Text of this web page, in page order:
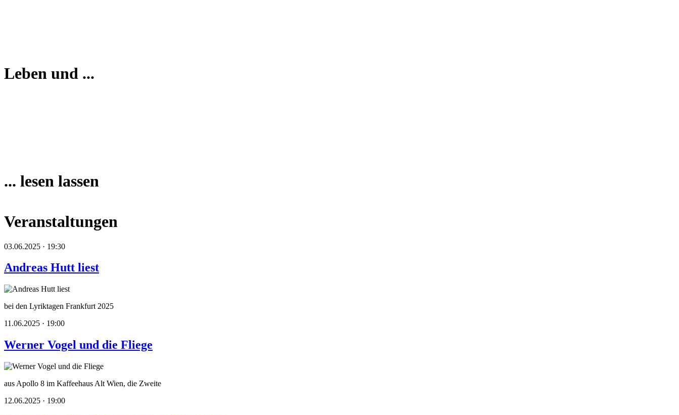
Leben und ...
... lesen lassen
Veranstaltungen
03.06.2025 · 19:30
Andreas Hutt liest
bei den Lyriktagen Frankfurt 2025
11.06.2025 · 19:00
Werner Vogel und die Fliege
aus Apollo 8 im Kaffeehaus Alt Wien, die Zweite
12.06.2025 · 19:00